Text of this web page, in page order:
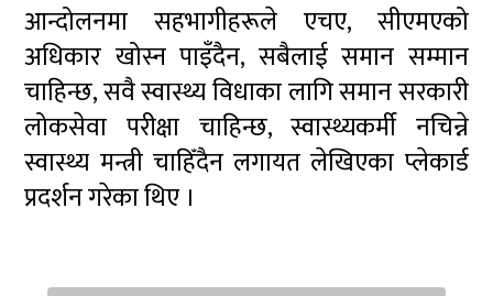
आन्दोलनमा सहभागीहरूले एचए, सीएमएको
अधिकार खोस्न पाइँदैन, सबैलाई समान सम्मान
चाहिन्छ, सवै स्वास्थ्य विधाका लागि समान सरकारी
लोकसेवा परीक्षा चाहिन्छ, स्वास्थ्यकर्मी नचिन्ने
स्वास्थ्य मन्त्री चाहिँदैन लगायत लेखिएका प्लेकार्ड
प्रदर्शन गरेका थिए ।